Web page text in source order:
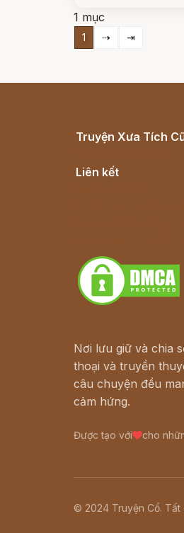
cuối cùng có
1 mục
1 ⇢ ⇥
Truyện Xưa Tích
Liên kết
Nơi lưu giữ và chia
thoại và truyền
câu chuyện đều
cảm hứng.
Được tạo với cho
© 2024 Truyện Cổ.